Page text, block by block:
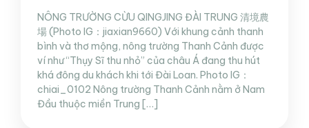
NÔNG TRƯỜNG CỪU QINGJING ĐÀI TRUNG 清境農
場 (Photo IG：jiaxian9660) Với khung cảnh thanh
bình và thơ mộng, nông trường Thanh Cảnh được
ví như “Thụy Sĩ thu nhỏ” của châu Á đang thu hút
khá đông du khách khi tới Đài Loan. Photo IG：
chiai_0102 Nông trường Thanh Cảnh nằm ở Nam
Đầu thuộc miền Trung […]